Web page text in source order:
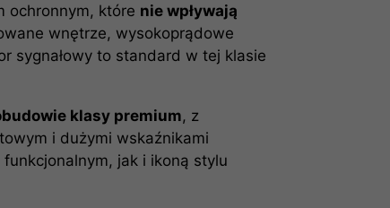
ochronnym, które nie wpływają
wnętrze, wysokoprądowe
sygnałowy to standard w tej klasie
klasy premium, z
i dużymi wskaźnikami
jak i ikoną stylu